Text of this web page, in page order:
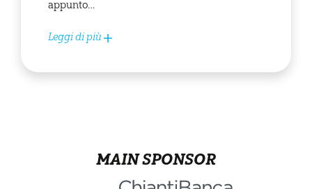
appunto…
Leggi di più
MAIN SPONSOR